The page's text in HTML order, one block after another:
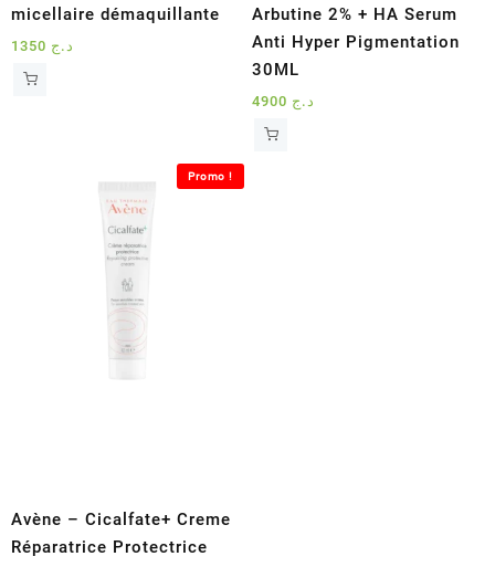
micellaire démaquillante
د.ج
Arbutine 2% + HA Serum
Anti Hyper Pigmentation
30ML
د.ج
Promo !
Avène – Cicalfate+ Creme
Réparatrice Protectrice